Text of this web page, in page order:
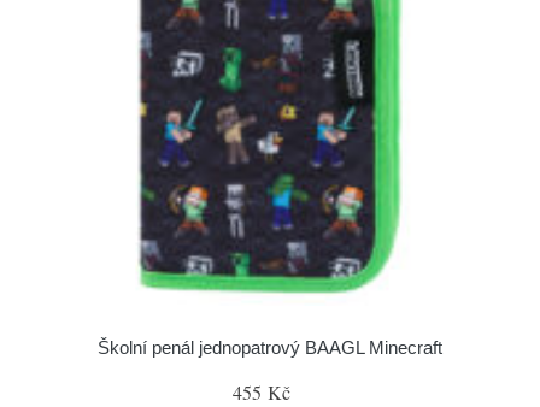
Školní penál jednopatrový BAAGL Minecraft
455 Kč